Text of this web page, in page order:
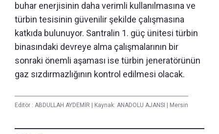
buhar enerjisinin daha verimli kullanılmasına ve
türbin tesisinin güvenilir şekilde çalışmasına
katkıda bulunuyor. Santralin 1. güç ünitesi türbin
binasındaki devreye alma çalışmalarının bir
sonraki önemli aşaması ise türbin jeneratörünün
gaz sızdırmazlığının kontrol edilmesi olacak.
Editör : ABDULLAH AYDEMİR Kaynak: ANADOLU AJANSI Mersin